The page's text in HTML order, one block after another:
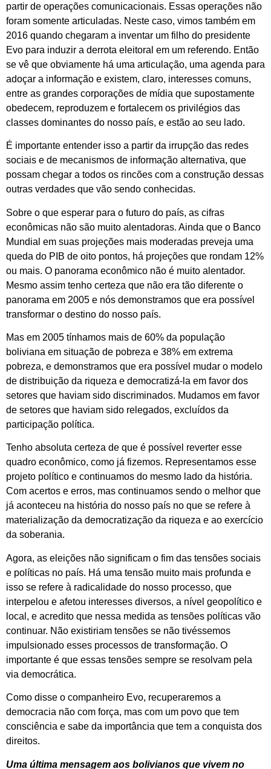
partir de operações comunicacionais. Essas operações não
foram somente articuladas. Neste caso, vimos também em
2016 quando chegaram a inventar um filho do presidente
Evo para induzir a derrota eleitoral em um referendo. Então
se vê que obviamente há uma articulação, uma agenda para
adoçar a informação e existem, claro, interesses comuns,
entre as grandes corporações de mídia que supostamente
obedecem, reproduzem e fortalecem os privilégios das
classes dominantes do nosso país, e estão ao seu lado.
É importante entender isso a partir da irrupção das redes
sociais e de mecanismos de informação alternativa, que
possam chegar a todos os rincões com a construção dessas
outras verdades que vão sendo conhecidas.
Sobre o que esperar para o futuro do país, as cifras
econômicas não são muito alentadoras. Ainda que o Banco
Mundial em suas projeções mais moderadas preveja uma
queda do PIB de oito pontos, há projeções que rondam 12%
ou mais. O panorama econômico não é muito alentador.
Mesmo assim tenho certeza que não era tão diferente o
panorama em 2005 e nós demonstramos que era possível
transformar o destino do nosso país.
Mas em 2005 tínhamos mais de 60% da população
boliviana em situação de pobreza e 38% em extrema
pobreza, e demonstramos que era possível mudar o modelo
de distribuição da riqueza e democratizá-la em favor dos
setores que haviam sido discriminados. Mudamos em favor
de setores que haviam sido relegados, excluídos da
participação política.
Tenho absoluta certeza de que é possível reverter esse
quadro econômico, como já fizemos. Representamos esse
projeto político e continuamos do mesmo lado da história.
Com acertos e erros, mas continuamos sendo o melhor que
já aconteceu na história do nosso país no que se refere à
materialização da democratização da riqueza e ao exercício
da soberania.
Agora, as eleições não significam o fim das tensões sociais
e políticas no país. Há uma tensão muito mais profunda e
isso se refere à radicalidade do nosso processo, que
interpelou e afetou interesses diversos, a nível geopolítico e
local, e acredito que nessa medida as tensões políticas vão
continuar. Não existiriam tensões se não tivéssemos
impulsionado esses processos de transformação. O
importante é que essas tensões sempre se resolvam pela
via democrática.
Como disse o companheiro Evo, recuperaremos a
democracia não com força, mas com um povo que tem
consciência e sabe da importância que tem a conquista dos
direitos.
Uma última mensagem aos bolivianos que vivem no